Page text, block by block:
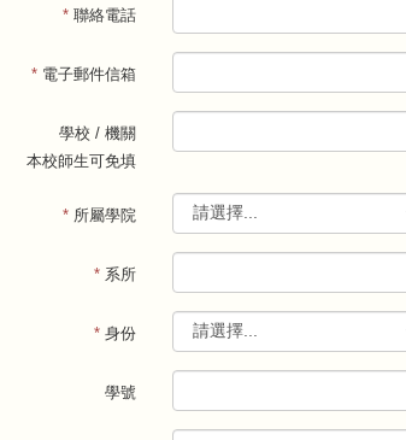
* 聯絡電話
* 電子郵件信箱
學校 / 機關
本校師生可免填
* 所屬學院
* 系所
* 身份
學號